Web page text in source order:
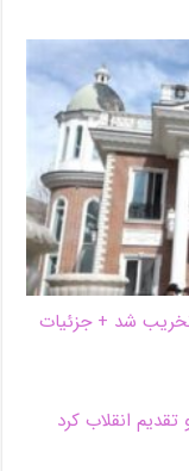
شد + جزئیات